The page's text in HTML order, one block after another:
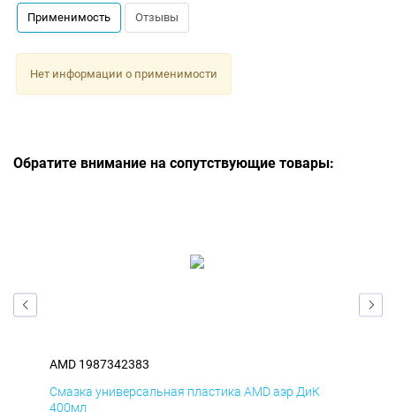
Применимость Отзывы
Нет информации о применимости
Обратите внимание на сопутствующие товары:
AMD 1987342383
Смазка универсальная пластика AMD аэр ДиК
400мл